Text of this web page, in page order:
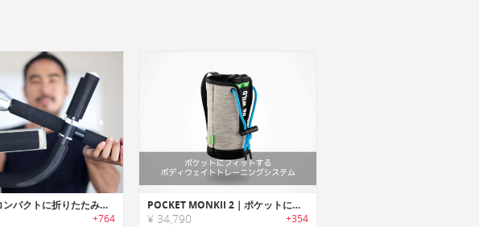
FLEXR｜コンパクトに折りたたみ可能な懸垂エクササイズバー「フレクサー」
+764
POCKET MONKII 2｜ポケットにフィットするボディウェイトトレーニングシステム「ポケットモンキー2」
¥ 34,790 +354